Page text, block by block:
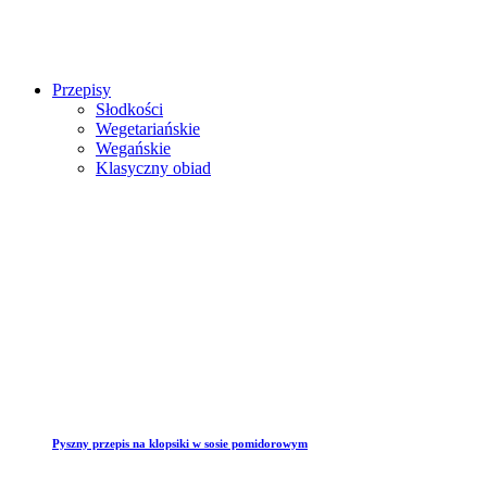
Przepisy
Słodkości
Wegetariańskie
Wegańskie
Klasyczny obiad
Pyszny przepis na klopsiki w sosie pomidorowym